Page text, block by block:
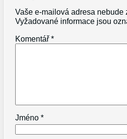
Vaše e-mailová adresa nebude
Vyžadované informace jsou
Komentář*
Jméno*